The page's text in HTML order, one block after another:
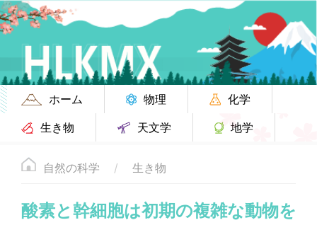
ホーム 物理
化学
生き物
天文学 地学
自然の科学 生き物
酸素と幹細胞は初期の複雑な動物を